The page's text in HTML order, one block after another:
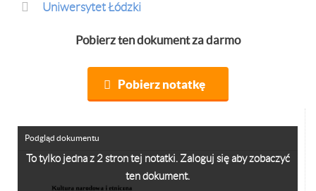
Uniwersytet Łódzki
Pobierz ten dokument za darmo
Pobierz notatkę
To tylko jedna z 2 stron tej notatki. Zaloguj się aby zobaczyć
ten dokument.
Podgląd dokumentu